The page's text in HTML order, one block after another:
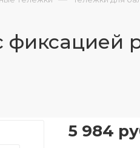
фиксацией
5 984